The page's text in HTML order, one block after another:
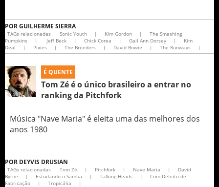
PORGUILHERME SIERRA
TAGs relacionadas Sonic Youth | Kim Gordon |
The Smashing
Pumpkins
| Jeff Beck | Chick Corea | Gail Ann Dorsey |
Kim
Deal
| Pixies | The Breeders | David Bowie | The Runways |
É QUENTE
Tom Zé é o único brasileiro a entrar no
ranking da Pitchfork
Música "Nave Maria" é eleita uma das melhores dos
anos 1980
POR DEYVIS DRUSIAN
TAGs relacionadas Tom Zé | Pitchfork | Nave Maria |
David
Byrne
| Estudando o Samba | Talking Heads |
Com Defeito de
Fabricação
| Tropicália |